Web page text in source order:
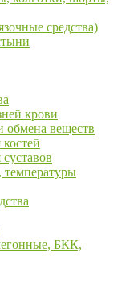
средства)
крови
обмена веществ
температуры
БКК,